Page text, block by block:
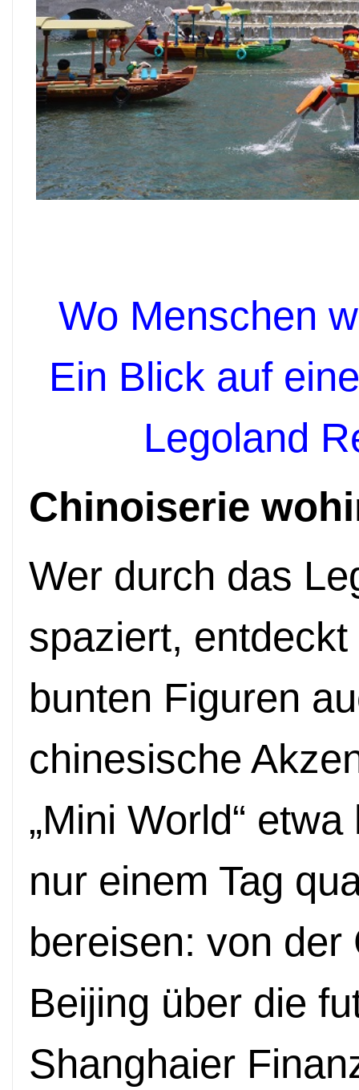
Wo Menschen
Ein Blick auf
Legoland
Chinoiserie
Wer durch das
spaziert,
bunten Figuren
chinesische
„Mini World“
nur einem Tag
bereisen: von
Beijing über die
Shanghaier